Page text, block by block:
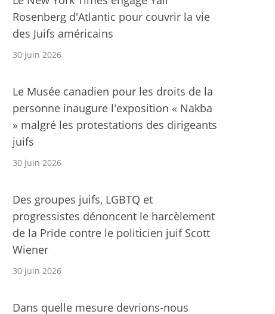
Rosenberg d'Atlantic pour couvrir la vie
des Juifs américains
30 juin 2026
Le Musée canadien pour les droits de la
personne inaugure l'exposition « Nakba
» malgré les protestations des dirigeants
juifs
30 juin 2026
Des groupes juifs, LGBTQ et
progressistes dénoncent le harcèlement
de la Pride contre le politicien juif Scott
Wiener
30 juin 2026
Dans quelle mesure devrions-nous